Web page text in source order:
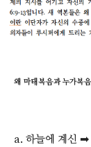
왜 마태복음과 누가복
a. 하늘에 계신 ➡